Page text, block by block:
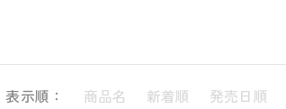
表示順： 商品名 新着順 発売日順